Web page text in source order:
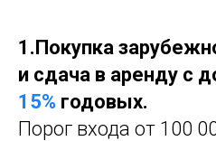
1.Покупка
и сдача в аренду с
15% годовых.
Порог входа от 100